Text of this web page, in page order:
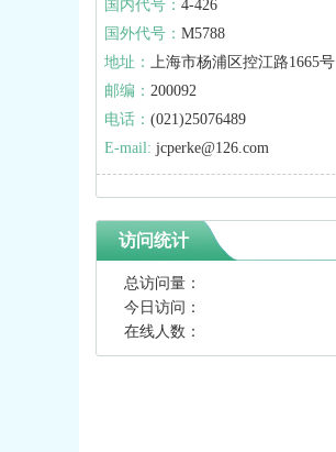
国内代号： 4-426
国外代号： M5788
地址： 上海市杨浦区控江路1665号
邮编： 200092
电话： (021)25076489
E-mail: jcperke@126.com
访问统计
总访问量：
今日访问：
在线人数：